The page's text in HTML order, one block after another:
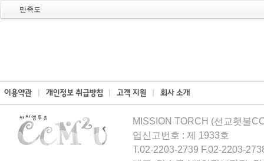
만족도
MISSION TORCH (선교횃불
업신고번호 : 제 1933호
T.02-2203-2739 F.02-2203-